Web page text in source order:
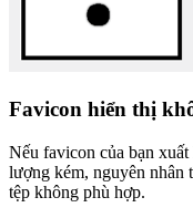
Favicon hiển thị
Nếu favicon của bạn
lượng kém, nguyên nhân
tệp không phù hợp.